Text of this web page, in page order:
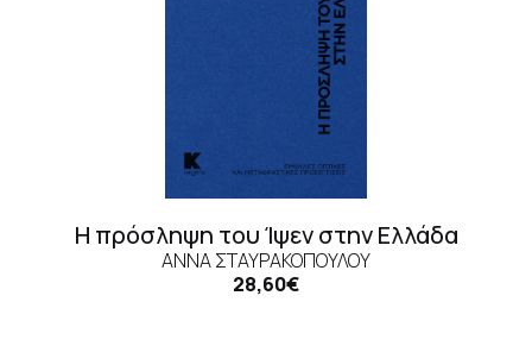
Η πρόσληψη του Ίψεν στην Ελλάδα
ΆΝΝΑ ΣΤΑΥΡΑΚΟΠΟΎΛΟΥ
28,60€